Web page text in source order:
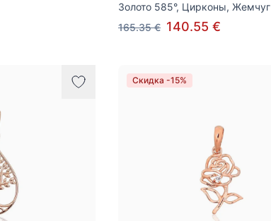
Золото 585°, Цирконы, Жемчуг
165.35 € 140.55 €
Скидка -15%